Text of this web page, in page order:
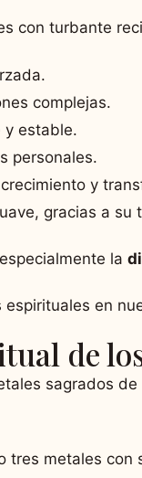
con turbante
complejas.
y estable.
personales.
y
gracias a su
la
espirituales en
de
tres metales